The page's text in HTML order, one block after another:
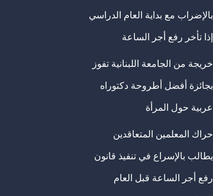
بالإضراب مع بداية العام الدراسي
إذا تأخر رفع أجر الساعة
خريجة من الجامعة اللبنانية تفوز
بجائزة أفضل أطروحة دكتوراه
عربية حول المرأة
حراك المعلمين المتعاقدين
يطالب بالإسراع في تنفيذ قانون
رفع أجر الساعة قبل العام